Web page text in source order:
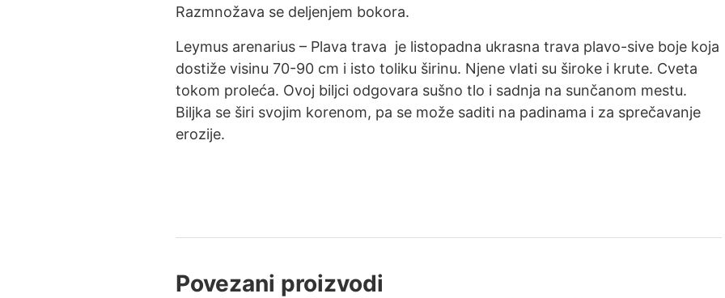
Razmnožava se deljenjem bokora.
Leymus arenarius – Plava trava je listopadna ukrasna trava plavo-sive boje koja
dostiže visinu 70-90 cm i isto toliku širinu. Njene vlati su široke i krute. Cveta
tokom proleća. Ovoj biljci odgovara sušno tlo i sadnja na sunčanom mestu.
Biljka se širi svojim korenom, pa se može saditi na padinama i za sprečavanje
erozije.
Povezani proizvodi